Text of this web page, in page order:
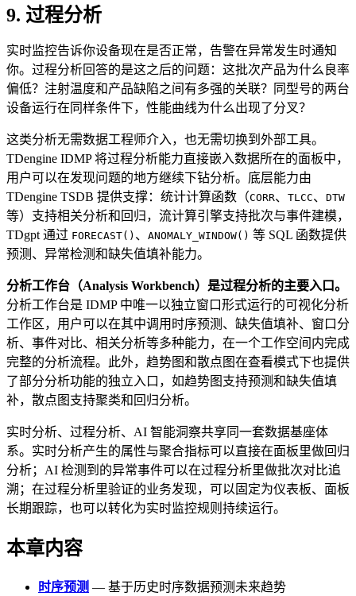
9. 过程分析
实时监控告诉你设备现在是否正常，告警在异常发生时通知
你。过程分析回答的是这之后的问题：这批次产品为什么良率
偏低？注射温度和产品缺陷之间有多强的关联？同型号的两台
设备运行在同样条件下，性能曲线为什么出现了分叉？
这类分析无需数据工程师介入，也无需切换到外部工具。
TDengine IDMP 将过程分析能力直接嵌入数据所在的面板中，
用户可以在发现问题的地方继续下钻分析。底层能力由
TDengine TSDB 提供支撑：统计计算函数（CORR、 TLCC、 DTW
等）支持相关分析和回归，流计算引擎支持批次与事件建模，
TDgpt 通过 FORECAST() 、 ANOMALY_WINDOW() 等 SQL 函数提供
预测、异常检测和缺失值填补能力。
分析工作台（Analysis Workbench）是过程分析的主要入口。
分析工作台是 IDMP 中唯一以独立窗口形式运行的可视化分析
工作区，用户可以在其中调用时序预测、缺失值填补、窗口分
析、事件对比、相关分析等多种能力，在一个工作空间内完成
完整的分析流程。此外，趋势图和散点图在查看模式下也提供
了部分分析功能的独立入口，如趋势图支持预测和缺失值填
补，散点图支持聚类和回归分析。
实时分析、过程分析、AI 智能洞察共享同一套数据基座体
系。实时分析产生的属性与聚合指标可以直接在面板里做回归
分析；AI 检测到的异常事件可以在过程分析里做批次对比追
溯；在过程分析里验证的业务发现，可以固定为仪表板、面板
长期跟踪，也可以转化为实时监控规则持续运行。
本章内容
时序预测 — 基于历史时序数据预测未来趋势